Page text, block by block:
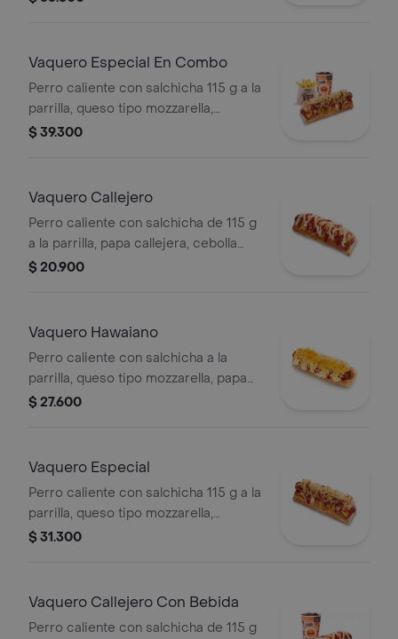
Vaquero Especial En Combo
Perro caliente con salchicha 115 g a la
parrilla, queso tipo mozzarella,
tocineta picada, papa callejera,
papas medianas (Corral o en cascos)
+ bebida PET
$ 39.300
Vaquero Callejero
Perro caliente con salchicha de 115 g
a la parrilla, papa callejera, cebolla
picada, salsa blanca, salsa de tomate
$ 20.900
Vaquero Hawaiano
Perro caliente con salchicha a la
parrilla, queso tipo mozzarella, papa
callejera, piña, salsa blanca y salsa de
$ 27.600
Vaquero Especial
Perro caliente con salchicha 115 g a la
parrilla, queso tipo mozzarella,
tocineta picada, papa callejera,
$ 31.300
Vaquero Callejero Con Bebida
Perro caliente con salchicha de 115 g